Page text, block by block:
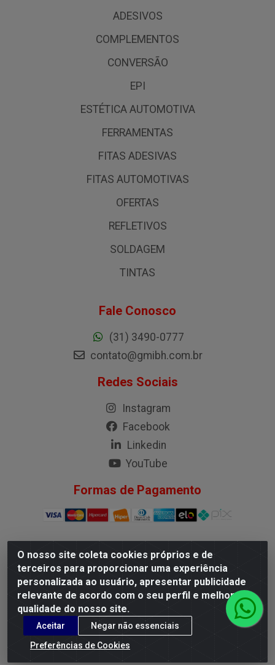
O nosso site coleta cookies próprios e de
terceiros para proporcionar uma experiência
personalizada ao usuário, apresentar publicidade
relevante de acordo com o seu perfil e melhorar a
qualidade do nosso site.
Aceitar
Negar não essenciais
Preferências de Cookies
ADESIVOS
COMPLEMENTOS
CONVERSÃO
EPI
ESTÉTICA AUTOMOTIVA
FERRAMENTAS
FITAS ADESIVAS
FITAS AUTOMOTIVAS
OFERTAS
REFLETIVOS
SOLDAGEM
TINTAS
Fale Conosco
(31) 3490-0777
contato@gmibh.com.br
Redes Sociais
Instagram
Facebook
Linkedin
YouTube
Formas de Pagamento
G.M.I. Distribuidora LTDA - Rua Conselheiro Pena, 50 - Santa
Branca, Belo Horizonte/MG - CEP 31.710-150 - CNPJ
04.098.359/0001-02